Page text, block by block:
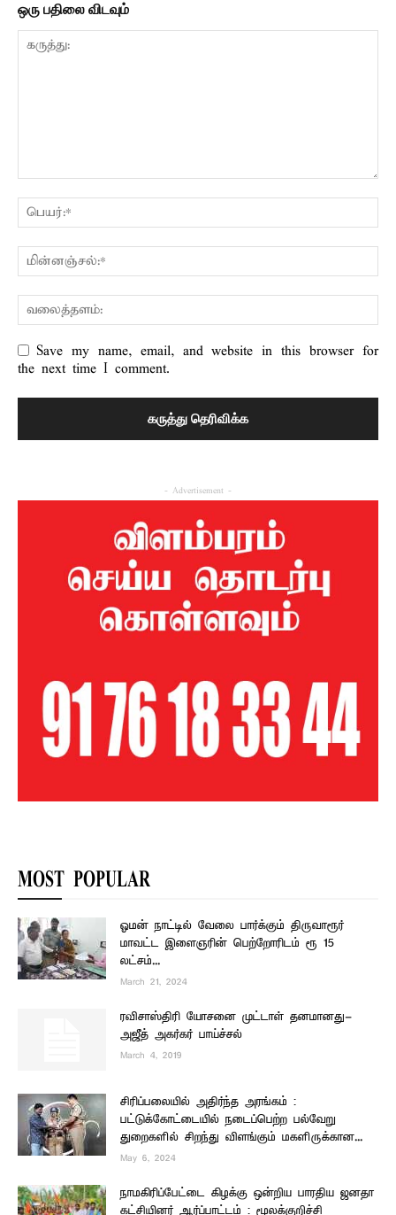
ஒரு பதிலை விடவும்
Save my name, email, and website in this browser for
the next time I comment.
- Advertisement -
MOST POPULAR
ஓமன் நாட்டில் வேலை பார்க்கும் திருவாரூர்
மாவட்ட இளைஞரின் பெற்றோரிடம் ரூ 15
லட்சம்...
March 21, 2024
ரவிசாஸ்திரி யோசனை முட்டாள் தனமானது-
அஜீத் அகர்கர் பாய்ச்சல்
March 4, 2019
சிரிப்பலையில் அதிர்ந்த அரங்கம் :
பட்டுக்கோட்டையில் நடைப்பெற்ற பல்வேறு
துறைகளில் சிறந்து விளங்கும் மகளிருக்கான...
May 6, 2024
நாமகிரிப்பேட்டை கிழக்கு ஒன்றிய பாரதிய ஜனதா
கட்சியினர் ஆர்ப்பாட்டம் : மூலக்குறிச்சி